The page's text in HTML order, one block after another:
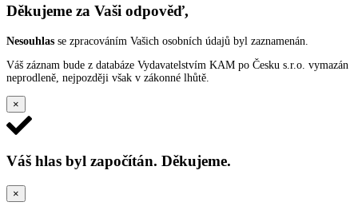
Děkujeme za Vaši odpověď,
Nesouhlas se zpracováním Vašich osobních údajů byl zaznamenán.
Váš záznam bude z databáze Vydavatelstvím KAM po Česku s.r.o. vymazán
neprodleně, nejpozději však v zákonné lhůtě.
×
Váš hlas byl započítán. Děkujeme.
×